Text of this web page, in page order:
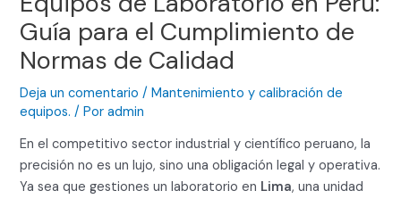
Guía para el Cumplimiento de
Normas de Calidad
Deja un comentario /Mantenimiento y calibración de
equipos. / Poradmin
En el competitivo sector industrial y científico peruano, la
precisión no es un lujo, sino una obligación legal y operativa.
Ya sea que gestiones un laboratorio en Lima, una unidad